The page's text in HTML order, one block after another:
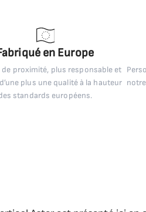
en Europe
de proximité, plus responsable et
plus une qualité à la hauteur
standards européens.